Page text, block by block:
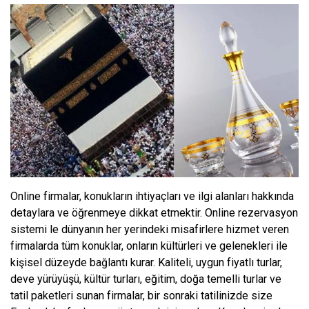
Online firmalar, konukların ihtiyaçları ve ilgi alanları hakkında
detaylara ve öğrenmeye dikkat etmektir. Online rezervasyon
sistemi le dünyanın her yerindeki misafirlere hizmet veren
firmalarda tüm konuklar, onların kültürleri ve gelenekleri ile
kişisel düzeyde bağlantı kurar. Kaliteli, uygun fiyatlı turlar,
deve yürüyüşü, kültür turları, eğitim, doğa temelli turlar ve
tatil paketleri sunan firmalar, bir sonraki tatilinizde size